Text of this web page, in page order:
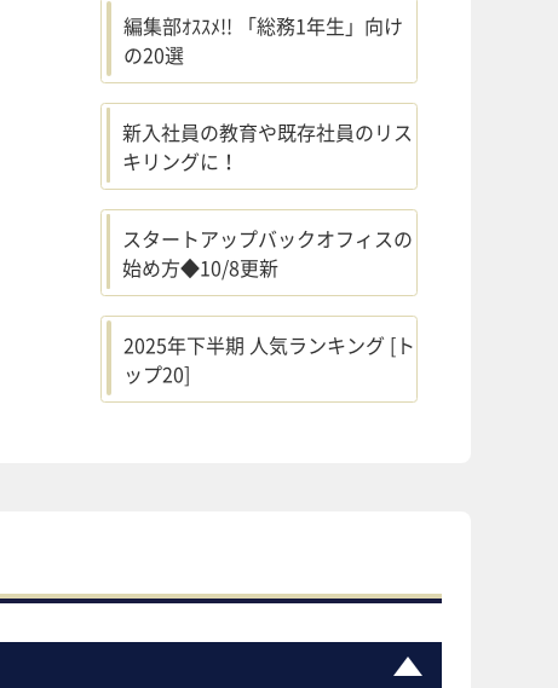
編集部ｵｽｽﾒ!! 「総務1年生」向け
の20選
新入社員の教育や既存社員のリス
キリングに！
スタートアップバックオフィスの
始め方◆10/8更新
2025年下半期 人気ランキング [ト
ップ20]